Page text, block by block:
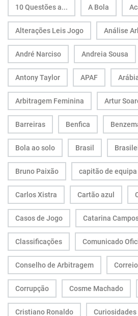
10 Questões a... A Bola
Alterações Leis Jogo Análise
André Narciso Andreia Sousa
Antony Taylor APAF
Arbitragem Feminina Artur
Barreiras Benfica
Bola ao solo Brasil
Bruno Paixão capitão de equipa
Carlos Xistra Cartão azul
Casos de Jogo Catarina
Classificações Comunicado
Conselho de Arbitragem
Corrupção Cosme Machado
Cristiano Ronaldo Curiosidades